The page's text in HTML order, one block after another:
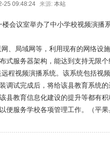
25 09:48:24 来源: 本站
议室举办了中小学校视频演播
局域网等，利用现有的网络设
式服务器架构，能达到支持无限个
视频演播系统。该系统包括视
试完成后，将给该县教育系统
教育信息化建设的提升等都有
便服务学校各项管理工作。（平果